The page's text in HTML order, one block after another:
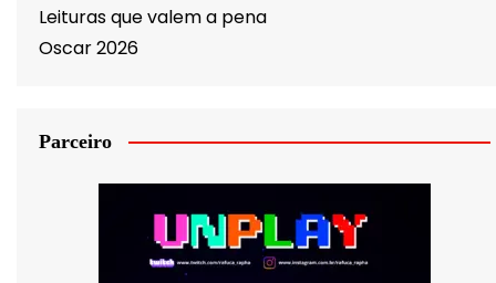
Leituras que valem a pena
Oscar 2026
Parceiro